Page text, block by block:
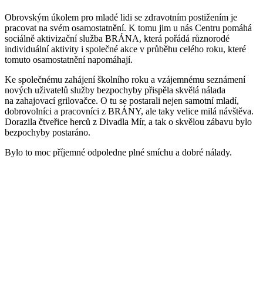
Obrovským úkolem pro mladé lidi se zdravotním postižením je
pracovat na svém osamostatnění. K tomu jim u nás Centru pomáhá
sociálně aktivizační služba BRÁNA, která pořádá různorodé
individuální aktivity i společné akce v průběhu celého roku, které
tomuto osamostatnění napomáhají.
Ke společnému zahájení školního roku a vzájemnému seznámení
nových uživatelů služby bezpochyby přispěla skvělá nálada
na zahajovací grilovačce. O tu se postarali nejen samotní mladí,
dobrovolníci a pracovníci z BRÁNY, ale taky velice milá návštěva.
Dorazila čtveřice herců z Divadla Mír, a tak o skvělou zábavu bylo
bezpochyby postaráno.
Bylo to moc příjemné odpoledne plné smíchu a dobré nálady.